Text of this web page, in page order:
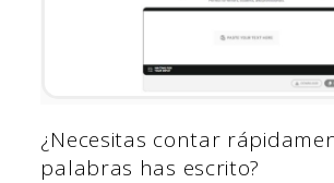
¿Necesitas contar
palabras has escrito?